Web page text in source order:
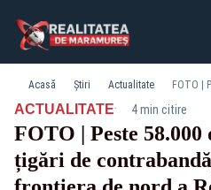
Acasă Știri Actualitate
ACTUALITATE· 4 min citire
FOTO | Peste 58.000
țigări de